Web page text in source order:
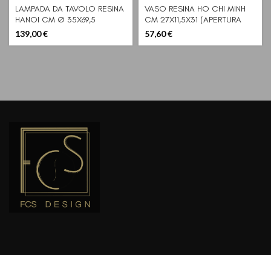
LAMPADA DA TAVOLO RESINA
HANOI CM Ø 35X69,5
139,00€
VASO RESINA HO CHI MINH
CM 27X11,5X31 (APERTURA
CM 12X6)
57,60€